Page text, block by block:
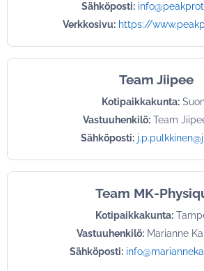
Sähköposti:
Verkkosivu: https://
Team Jiipee
Kotipaikkakunta:
Vastuuhenkilö: Team
Sähköposti:
Team MK-
Kotipaikkakunta:
Vastuuhenkilö: Marianne
Sähköposti: